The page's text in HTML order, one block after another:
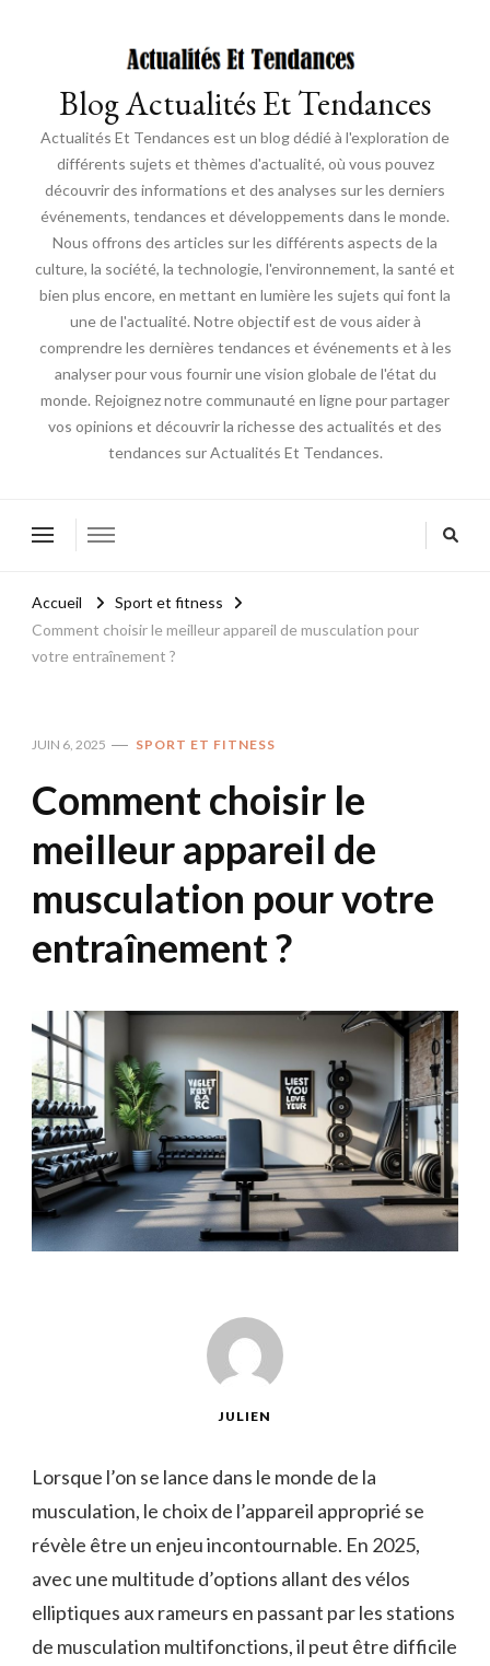
Blog Actualités Et Tendances
Actualités Et Tendances est un blog dédié à l'exploration de
différents sujets et thèmes d'actualité, où vous pouvez
découvrir des informations et des analyses sur les derniers
événements, tendances et développements dans le monde.
Nous offrons des articles sur les différents aspects de la
culture, la société, la technologie, l'environnement, la santé et
bien plus encore, en mettant en lumière les sujets qui font la
une de l'actualité. Notre objectif est de vous aider à
comprendre les dernières tendances et événements et à les
analyser pour vous fournir une vision globale de l'état du
monde. Rejoignez notre communauté en ligne pour partager
vos opinions et découvrir la richesse des actualités et des
tendances sur Actualités Et Tendances.
Accueil
Sport et fitness
Comment choisir le meilleur appareil de musculation pour
votre entraînement ?
JUIN 6, 2025 SPORT ET FITNESS
Comment choisir le
meilleur appareil de
musculation pour votre
entraînement ?
JULIEN
Lorsque l’on se lance dans le monde de la
musculation, le choix de l’appareil approprié se
révèle être un enjeu incontournable. En 2025,
avec une multitude d’options allant des vélos
elliptiques aux rameurs en passant par les stations
de musculation multifonctions, il peut être difficile